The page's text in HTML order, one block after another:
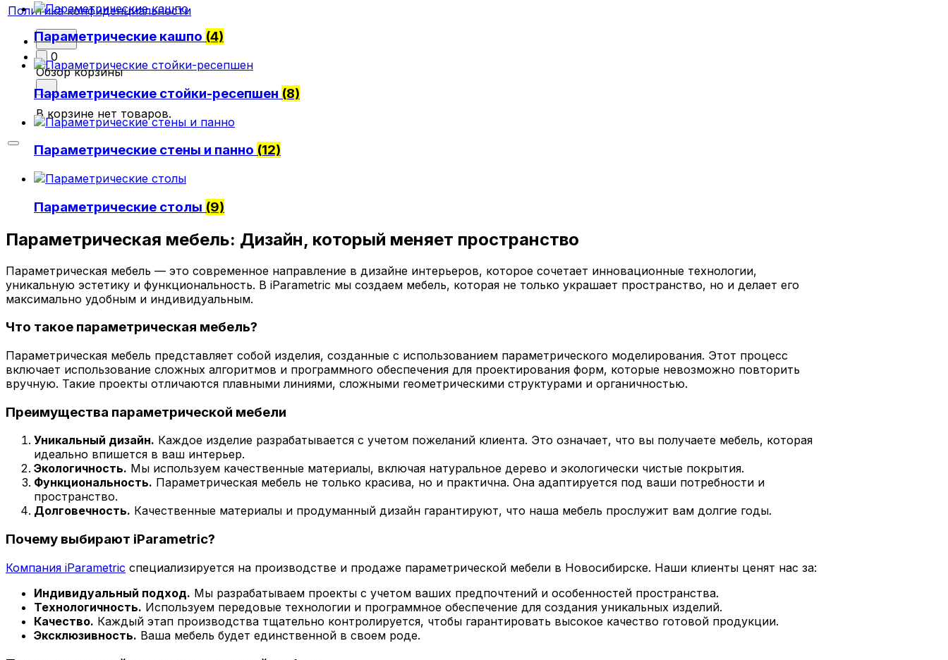
Политика конфиденциальности
0
Обзор корзины
В корзине нет товаров.
Параметрические кашпо (4)
Параметрические стойки-ресепшен (8)
Параметрические стены и панно (12)
Параметрические столы (9)
Параметрическая мебель: Дизайн, который меняет пространство
Параметрическая мебель — это современное направление в дизайне интерьеров, которое сочетает инновационные технологии,
уникальную эстетику и функциональность. В iParametric мы создаем мебель, которая не только украшает пространство, но и делает его
максимально удобным и индивидуальным.
Что такое параметрическая мебель?
Параметрическая мебель представляет собой изделия, созданные с использованием параметрического моделирования. Этот процесс
включает использование сложных алгоритмов и программного обеспечения для проектирования форм, которые невозможно повторить
вручную. Такие проекты отличаются плавными линиями, сложными геометрическими структурами и органичностью.
Преимущества параметрической мебели
Уникальный дизайн. Каждое изделие разрабатывается с учетом пожеланий клиента. Это означает, что вы получаете мебель, которая
идеально впишется в ваш интерьер.
Экологичность. Мы используем качественные материалы, включая натуральное дерево и экологически чистые покрытия.
Функциональность. Параметрическая мебель не только красива, но и практична. Она адаптируется под ваши потребности и
пространство.
Долговечность. Качественные материалы и продуманный дизайн гарантируют, что наша мебель прослужит вам долгие годы.
Почему выбирают iParametric?
Компания iParametric специализируется на производстве и продаже параметрической мебели в Новосибирске. Наши клиенты ценят нас за:
Индивидуальный подход. Мы разрабатываем проекты с учетом ваших предпочтений и особенностей пространства.
Технологичность. Используем передовые технологии и программное обеспечение для создания уникальных изделий.
Качество. Каждый этап производства тщательно контролируется, чтобы гарантировать высокое качество готовой продукции.
Эксклюзивность. Ваша мебель будет единственной в своем роде.